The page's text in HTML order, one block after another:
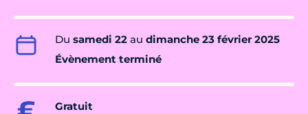
Du samedi 22 au dimanche 23 février 2025
Évènement terminé
Gratuit